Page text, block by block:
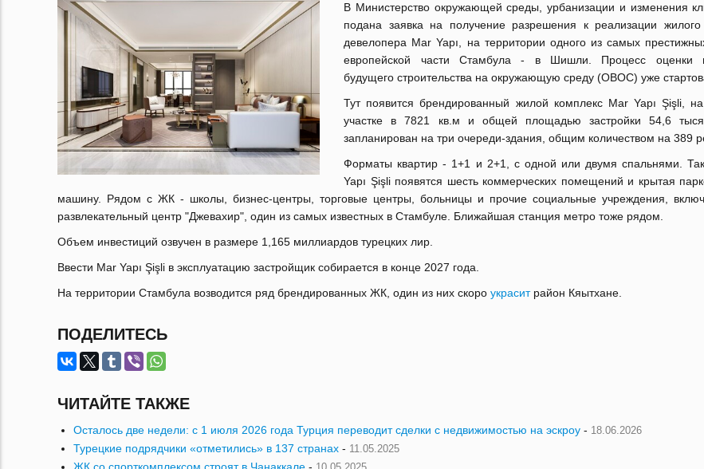
В Министерство окружающей среды, урбанизации и изменения
подана заявка на получение разрешения к реализации жилого
девелопера Mar Yapı, на территории одного из самых
европейской части Стамбула - в Шишли. Процесс оценки
будущего строительства на окружающую среду (ОВОС) уже
Тут появится брендированный жилой комплекс Mar Yapı Şişli,
участке в7821 кв.м и общей площадью застройки 54,6
запланирован на три очереди-здания, общим количеством на 389
Форматы квартир - 1+1 и 2+1, с одной или двумя спальнями.
Yapı Şişli появятся шесть коммерческих помещений и крытая
машину. Рядом с ЖК - школы, бизнес-центры, торговые центры, больницы и прочие социальные учреждения,
развлекательный центр "Джевахир", один из самых известных в Стамбуле. Ближайшая станция метро тоже рядом.
Объем инвестиций озвучен в размере 1,165 миллиардов турецких лир.
Ввести Mar Yapı Şişli в эксплуатацию застройщик собирается в конце 2027 года.
На территории Стамбула возводится ряд брендированных ЖК, один из них скоро украситрайон Кяытхане.
ПОДЕЛИТЕСЬ
ЧИТАЙТЕ ТАКЖЕ
Осталось две недели: с 1 июля 2026 года Турция переводит сделки с недвижимостью на эскроу - 18.06.2026
Турецкие подрядчики «отметились» в 137 странах - 11.05.2025